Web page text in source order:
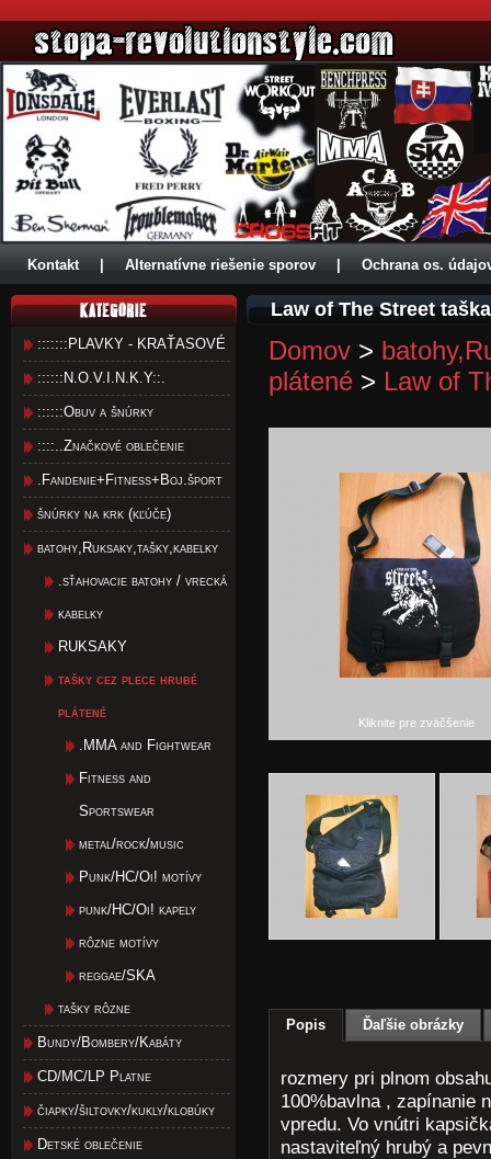
Kontakt Alternatívne riešenie sporov Ochrana os.
:::::::PLAVKY - KRAŤASOVÉ
::::::N.O.V.I.N.K.Y::.
::::::Obuv a šnúrky
::::..Značkové oblečenie
.Fandenie+Fitness+Boj.šport
šnúrky na krk (kľúče)
batohy,Ruksaky,tašky,kabelky
.sťahovacie batohy / vrecká
kabelky
RUKSAKY
tašky cez plece hrubé
plátené
.MMA and Fightwear
Fitness and
Sportswear
metal/rock/music
Punk/HC/Oi! motívy
punk/HC/Oi! kapely
rôzne motívy
reggae/SKA
tašky rôzne
Bundy/Bombery/Kabáty
CD/MC/LP Platne
čiapky/šiltovky/kukly/klobúky
Detské oblečenie
Law of The Street
Domov >
plátené > Law of
Kliknite pre zväčšenie
Popis Ďaľšie obrázky
rozmery pri plnom
100%bavlna , zapínanie
vpredu. Vo vnútri
nastaviteľný hrubý a